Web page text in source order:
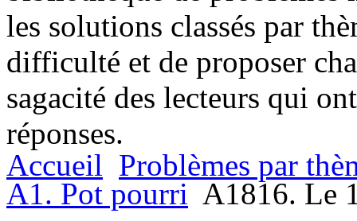
les solutions classés par
difficulté et de proposer
sagacité des lecteurs qui
réponses.
Accueil Problèmes par
A1. Pot pourri A1816. Le